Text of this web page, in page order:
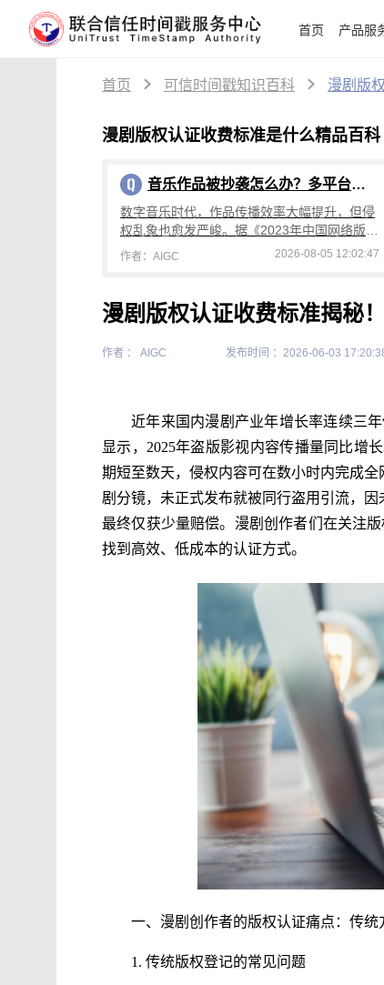
首页 产品服
首页 可信时间戳知识百科 漫剧版
漫剧版权认证收费标准是什么精品百科
音乐作品被抄袭怎么办？多平台取证维权全流程攻略
数字音乐时代，作品传播效率大幅提升，但侵
权乱象也愈发严峻。据《2023年中国网络版权
保护年度报告》显示，短视频领域侵权纠纷同
作者：AIGC 2026-08-05 12:02:47
漫剧版权认证收费标准揭秘
作者 ： AIGC 发布时间 ：2026-06-03
近年来国内漫剧产业年增长率连续三
显示，2025年盗版影视内容传播量同比增
期短至数天，侵权内容可在数小时内完成
剧分镜，未正式发布就被同行盗用引流，
最终仅获少量赔偿。漫剧创作者们在关注
找到高效、低成本的认证方式。
一、漫剧创作者的版权认证痛点：传统
1. 传统版权登记的常见问题